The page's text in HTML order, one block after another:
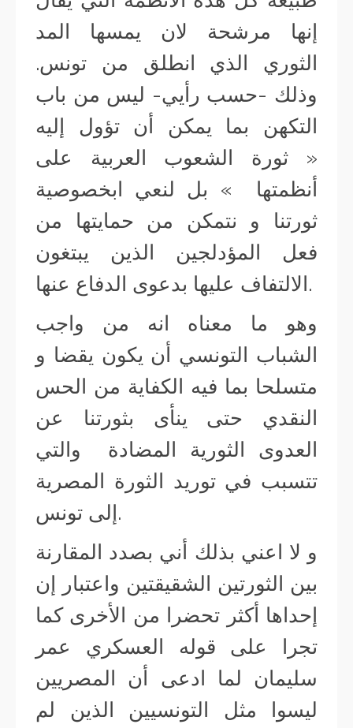
إنها مرشحة لان يمسها المد
الثوري الذي انطلق من تونس.
وذلك -حسب رأيي- ليس من باب
التكهن بما يمكن أن تؤول إليه
« ثورة الشعوب العربية على
أنظمتها » بل لنعي ابخصوصية
ثورتنا و نتمكن من حمايتها من
فعل المؤدلجين الذين يبتغون
الالتفاف عليها بدعوى الدفاع عنها.
وهو ما معناه انه من واجب
الشباب التونسي أن يكون يقضا و
متسلحا بما فيه الكفاية من الحس
النقدي حتى ينأى بثورتنا عن
العدوى الثورية المضادة والتي
تتسبب في توريد الثورة المصرية
إلى تونس.
و لا اعني بذلك أني بصدد المقارنة
بين الثورتين الشقيقتين واعتبار إن
إحداها أكثر تحضرا من الأخرى كما
تجرا على قوله العسكري عمر
سليمان لما ادعى أن المصريين
ليسوا مثل التونسيين الذين لم